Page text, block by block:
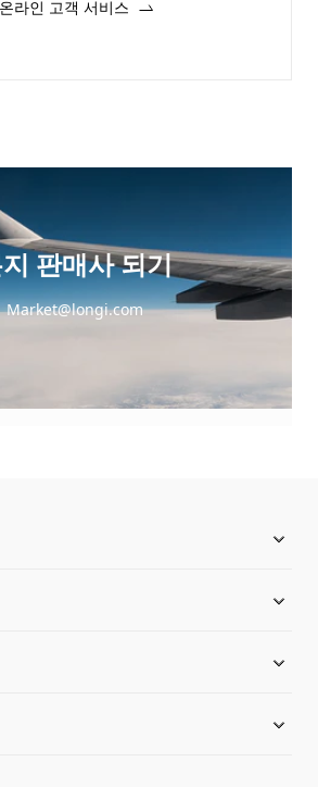
온라인 고객 서비스
판매사 되기
Market@longi.com